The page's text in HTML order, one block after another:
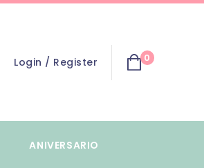
Login / Register 0
ANIVERSARIO